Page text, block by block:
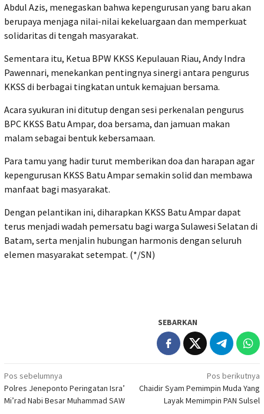
Abdul Azis, menegaskan bahwa kepengurusan yang baru akan
berupaya menjaga nilai-nilai kekeluargaan dan memperkuat
solidaritas di tengah masyarakat.
Sementara itu, Ketua BPW KKSS Kepulauan Riau, Andy Indra
Pawennari, menekankan pentingnya sinergi antara pengurus
KKSS di berbagai tingkatan untuk kemajuan bersama.
Acara syukuran ini ditutup dengan sesi perkenalan pengurus
BPC KKSS Batu Ampar, doa bersama, dan jamuan makan
malam sebagai bentuk kebersamaan.
Para tamu yang hadir turut memberikan doa dan harapan agar
kepengurusan KKSS Batu Ampar semakin solid dan membawa
manfaat bagi masyarakat.
Dengan pelantikan ini, diharapkan KKSS Batu Ampar dapat
terus menjadi wadah pemersatu bagi warga Sulawesi Selatan di
Batam, serta menjalin hubungan harmonis dengan seluruh
elemen masyarakat setempat. (*/SN)
SEBARKAN
Navigasi
pos
Pos sebelumnya
Polres Jeneponto Peringatan Isra’
Mi’rad Nabi Besar Muhammad SAW
Pos berikutnya
Chaidir Syam Pemimpin Muda Yang
Layak Memimpin PAN Sulsel